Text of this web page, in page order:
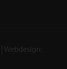
Webdesign: